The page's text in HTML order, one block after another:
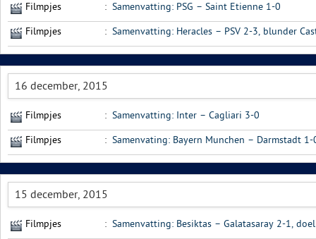
Filmpjes : Samenvatting: PSG – Saint Etienne 1-0
Filmpjes : Samenvatting: Heracles – PSV 2-3, blunder
16 december, 2015
Filmpjes : Samenvatting: Inter – Cagliari 3-0
Filmpjes : Samenvating: Bayern Munchen – Darmstadt
15 december, 2015
Filmpjes : Samenvatting: Besiktas – Galatasaray 2-1,